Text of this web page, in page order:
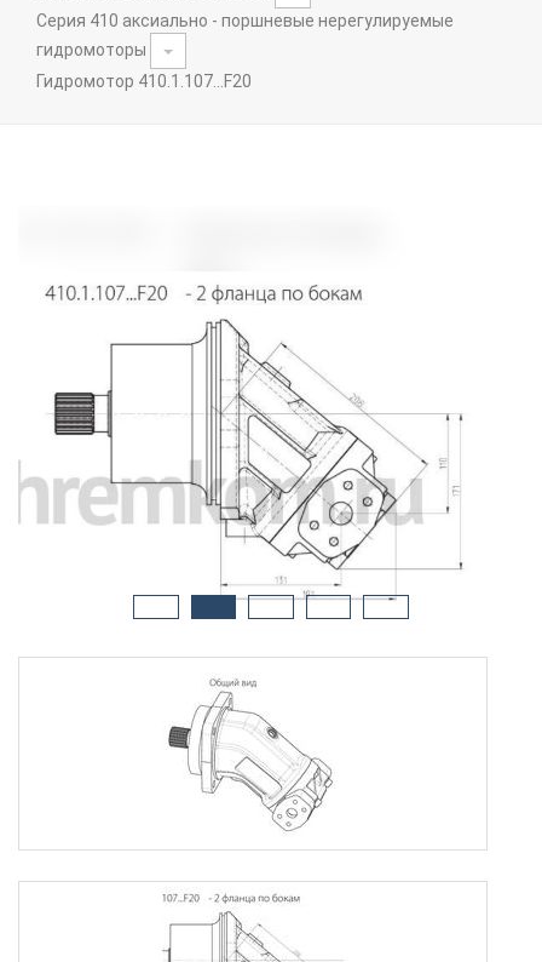
Серия 410 аксиально - поршневые нерегулируемые
гидромоторы
Гидромотор 410.1.107...F20